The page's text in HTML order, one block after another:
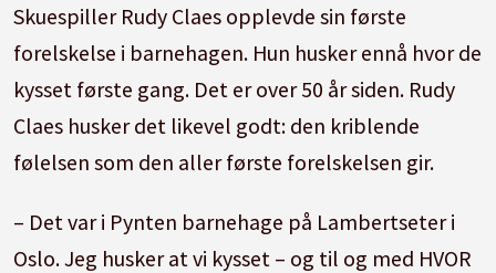
Skuespiller Rudy Claes opplevde sin første
forelskelse i barnehagen. Hun husker ennå hvor de
kysset første gang. Det er over 50 år siden. Rudy
Claes husker det likevel godt: den kriblende
følelsen som den aller første forelskelsen gir.
– Det var i Pynten barnehage på Lambertseter i
Oslo. Jeg husker at vi kysset – og til og med HVOR